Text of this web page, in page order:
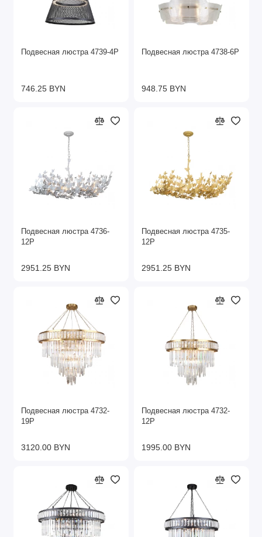
Подвесная люстра 4739-4P
746.25 BYN
Подвесная люстра 4738-6P
948.75 BYN
Подвесная люстра 4736-
12P
2951.25 BYN
Подвесная люстра 4735-
12P
2951.25 BYN
Подвесная люстра 4732-
19P
3120.00 BYN
Подвесная люстра 4732-
12P
1995.00 BYN